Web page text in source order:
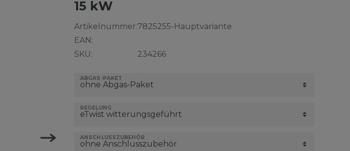
15 kW
Artikelnummer:
EAN:
SKU:
7825255-Hauptvariante
234266
ABGAS-PAKET
REGELUNG
ANSCHLUSSZUBEHÖR